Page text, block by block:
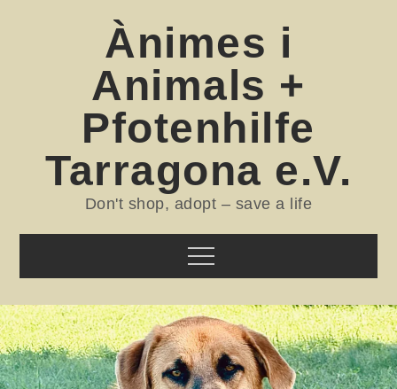
Ànimes i
Animals +
Pfotenhilfe
Tarragona e.V.
Don't shop, adopt – save a life
Menu